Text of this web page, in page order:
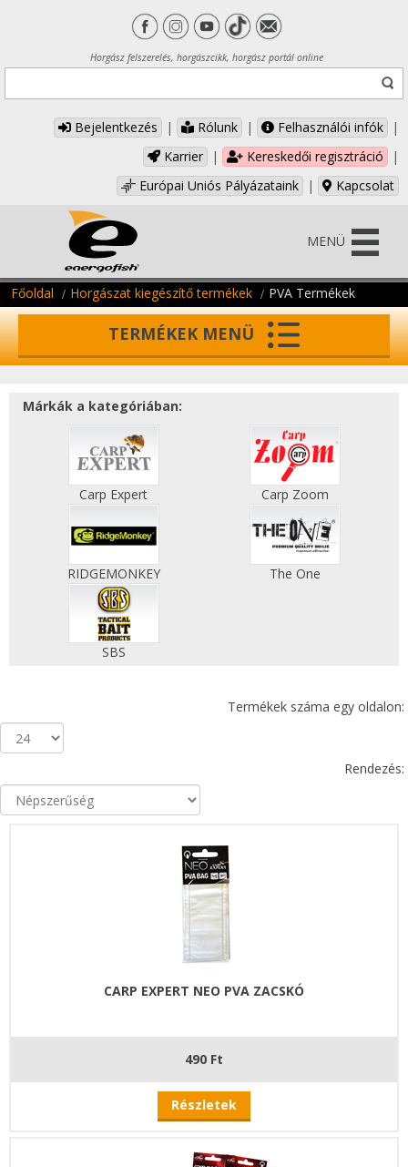
Horgász felszerelés, horgászcikk, horgász portál online
Bejelentkezés | Rólunk | Felhasználói infók
|
Karrier
| Kereskedői regisztráció
|
Európai Uniós Pályázataink
| Kapcsolat
MENÜ
Főoldal Horgászat kiegészítő termékek PVA Termékek
TERMÉKEK MENÜ
Márkák a kategóriában:
Carp Expert Carp Zoom
RIDGEMONKEY The One
SBS
Termékek száma egy oldalon:
Rendezés:
CARP EXPERT NEO PVA ZACSKÓ
490 Ft
Részletek